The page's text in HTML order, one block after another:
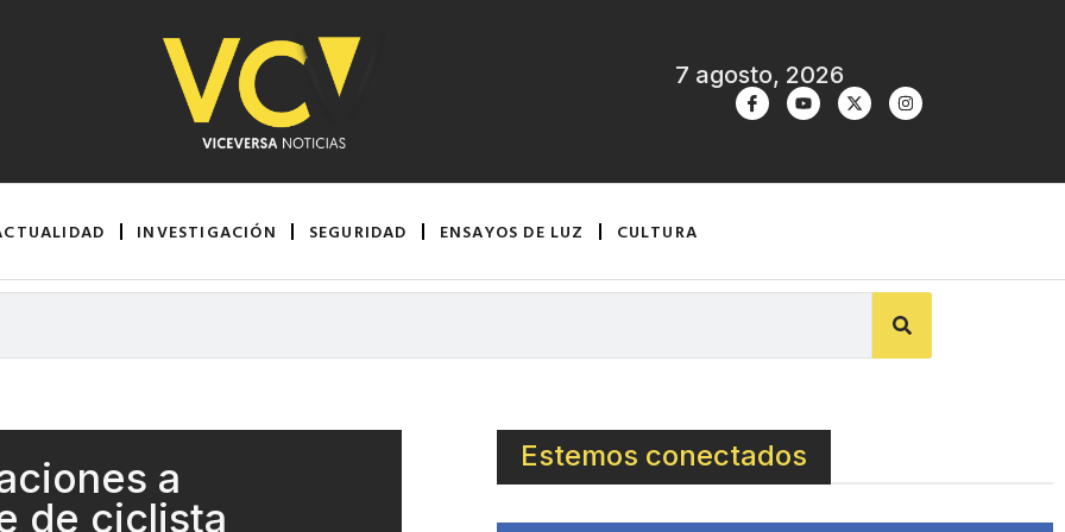
7 agosto, 2026
INVESTIGACIÓN SEGURIDAD ENSAYOS DE LUZ CULTURA
a
de ciclista
Estemos conectados